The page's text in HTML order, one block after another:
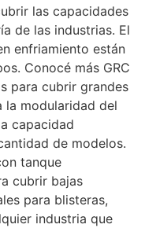
las capacidades
de las industrias. El
enfriamiento están
Conocé más GRC
para cubrir grandes
la modularidad del
capacidad
de modelos.
tanque
cubrir bajas
para blisteras,
industria que